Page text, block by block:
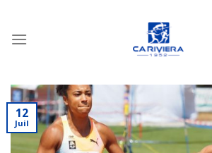
contenu
12
Juil